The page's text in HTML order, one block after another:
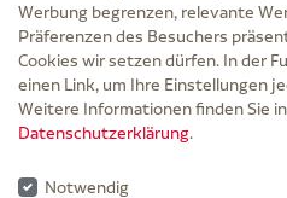
Impressum
Zu Risiken und Nebenwirkungen lesen Sie
Ihre Ärztin, Ihren Arzt oder in der Apotheke.
entfallen für Lieferungen innerhalb
Werbung begrenzen, relevante
Präferenzen des Besuchers
Cookies wir setzen dürfen. In der
einen Link, um Ihre Einstellungen
Weitere Informationen finden Sie
Datenschutzerklärung.
Notwendig